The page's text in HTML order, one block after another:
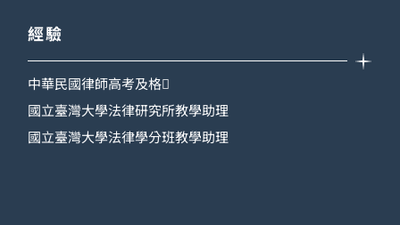
經驗
中華民國律師高考及格
國立臺灣大學法律研究所教學助理
國立臺灣大學法律學分班教學助理